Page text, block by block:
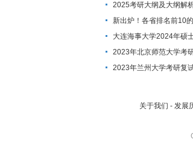
2025考研大纲及大纲解
新出炉！各省排名前10
大连海事大学2024年硕
费标准及拟招生人数
2023年北京师范大学考
2023年兰州大学考研复
关于我们 - 发展